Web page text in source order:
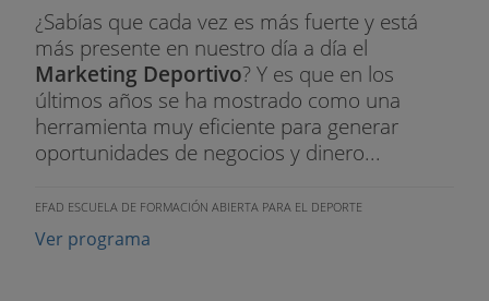
¿Sabías que cada vez es más fuerte y está
más presente en nuestro día a día el
Marketing Deportivo? Y es que en los
últimos años se ha mostrado como una
herramienta muy eficiente para generar
oportunidades de negocios y dinero...
EFAD ESCUELA DE FORMACIÓN ABIERTA PARA EL DEPORTE
Ver programa